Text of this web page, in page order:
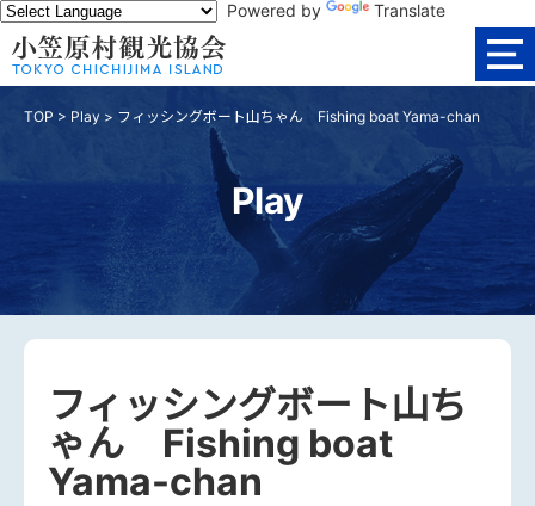
Powered by Translate
TOP > Play > フィッシングボート山ちゃん Fishing boat Yama-chan
Play
フィッシングボート山ち
ゃん Fishing boat
Yama-chan